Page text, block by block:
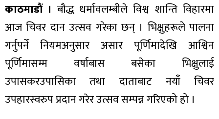
काठमाडौं । बौद्ध धर्मावलम्बीले विश्व शान्ति विहारमा
आज चिवर दान उत्सव गरेका छन् । भिक्षुहरूले पालना
गर्नुपर्ने नियमअनुसार असार पूर्णिमादेखि आश्विन
पूर्णिमासम्म वर्षाबास बसेका भिक्षुलाई
उपासकरउपासिका तथा दाताबाट नयाँ चिवर
उपहारस्वरुप प्रदान गरेर उत्सव सम्पन्न गरिएको हो ।